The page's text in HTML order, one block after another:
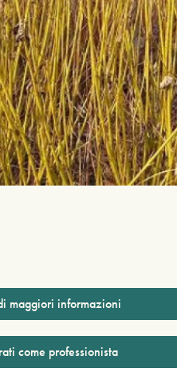
maggiori informazioni
come professionista